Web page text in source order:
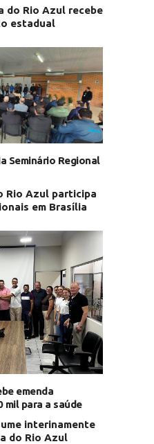
do Rio Azul recebe
estadual
Seminário Regional
Rio Azul participa
em Brasília
emenda
mil para a saúde
interinamente
do Rio Azul